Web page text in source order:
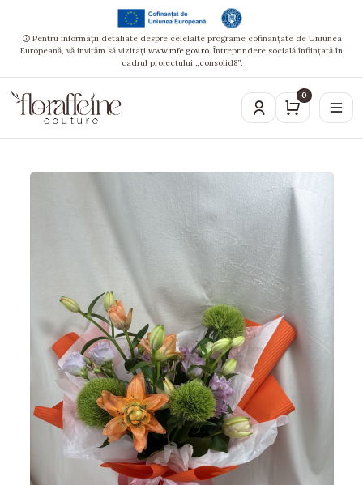
Pentru informații detaliate despre celelalte programe cofinanțate de Uniunea
Europeană, vă invităm să vizitați www.mfe.gov.ro. Întreprindere socială înființată în
cadrul proiectului „consolid8”.
0